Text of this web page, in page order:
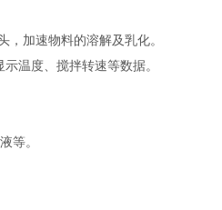
加速物料的溶解及乳化。
温度、搅拌转速等数据。
等。